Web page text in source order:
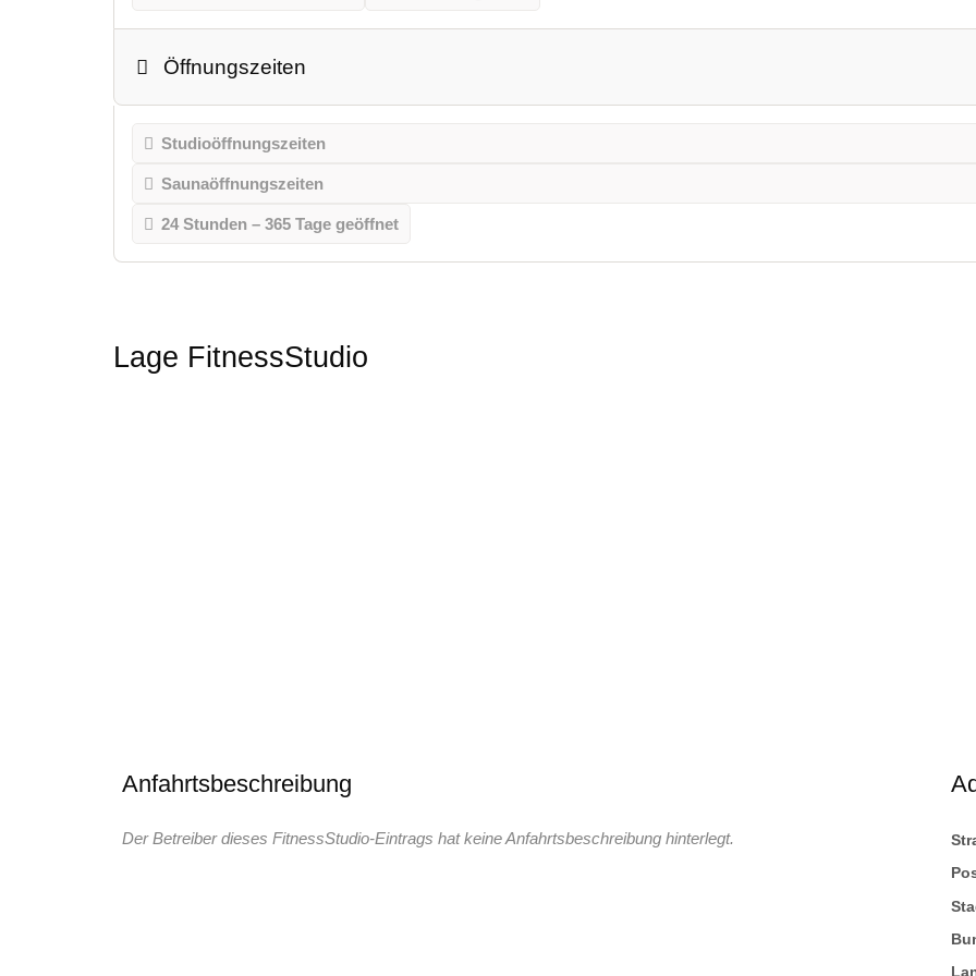
Öffnungszeiten
Studioöffnungszeiten
Saunaöffnungszeiten
24 Stunden – 365 Tage geöffnet
Lage FitnessStudio
Anfahrtsbeschreibung
Der Betreiber dieses FitnessStudio-Eintrags hat keine Anfahrtsbeschreibung hinterlegt.